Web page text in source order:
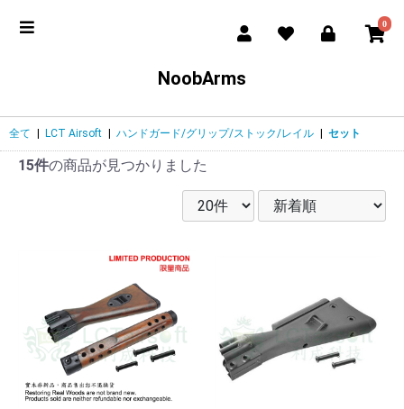
0
NoobArms
全て LCT Airsoft ハンドガード/グリップ/ストック/レイル セット
15件の商品が見つかりました